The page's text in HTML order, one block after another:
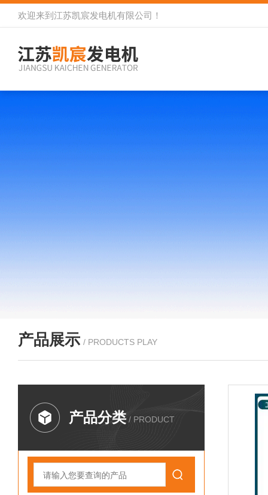
欢迎来到 江苏凯宸发电机有限公司 ！
产品展示 / PRODUCTS PLAY
产品分类 / PRODUCT